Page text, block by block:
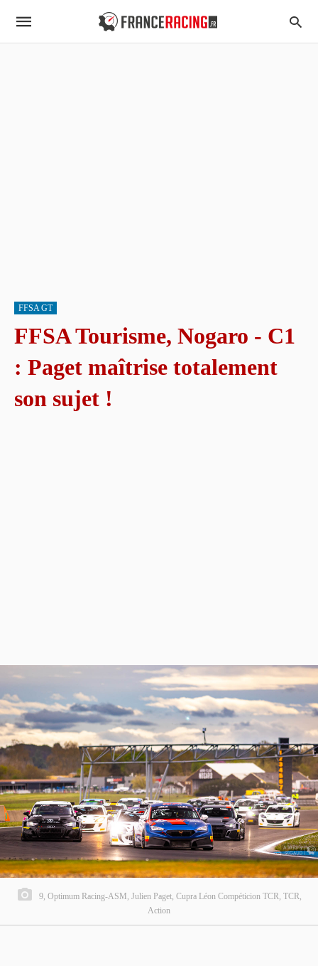
FFSA GT
FFSA Tourisme, Nogaro - C1
: Paget maîtrise totalement
son sujet !
9, Optimum Racing-ASM, Julien Paget, Cupra Léon Compéticion TCR, TCR,
Action